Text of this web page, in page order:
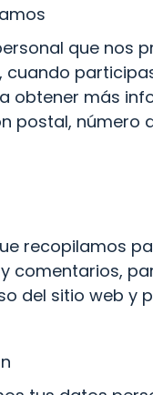
que nos
más
postal,
recopilamos
comentarios,
del sitio web y